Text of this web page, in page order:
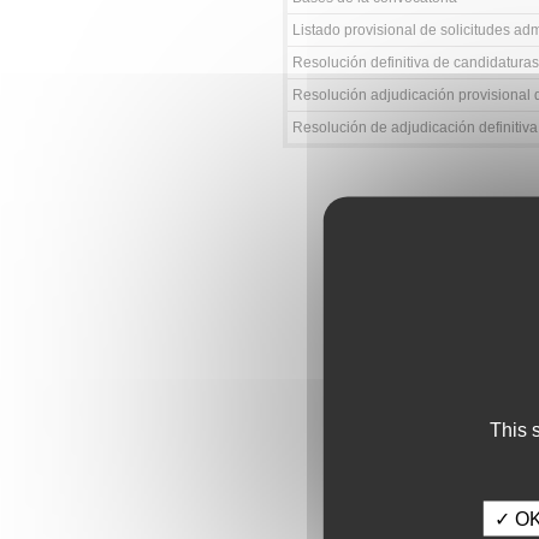
Listado provisional de solicitudes
Resolución definitiva de
Resolución adjudicación provisional
Resolución de adjudicación
This
✓